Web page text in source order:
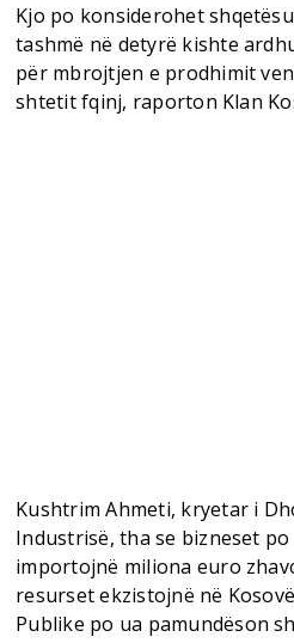
Kjo po konsiderohet
tashmë në detyrë kishte
për mbrojtjen e prodhimit
shtetit fqinj, raporton Klan
Kushtrim Ahmeti, kryetar i
Industrisë, tha se bizneset
importojnë miliona euro
resurset ekzistojnë në
Publike po ua pamundëson